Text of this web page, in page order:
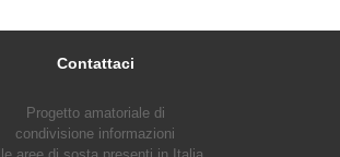
Contattaci
Progetto amatoriale di
condivisione informazioni
aree di sosta presenti in Italia.